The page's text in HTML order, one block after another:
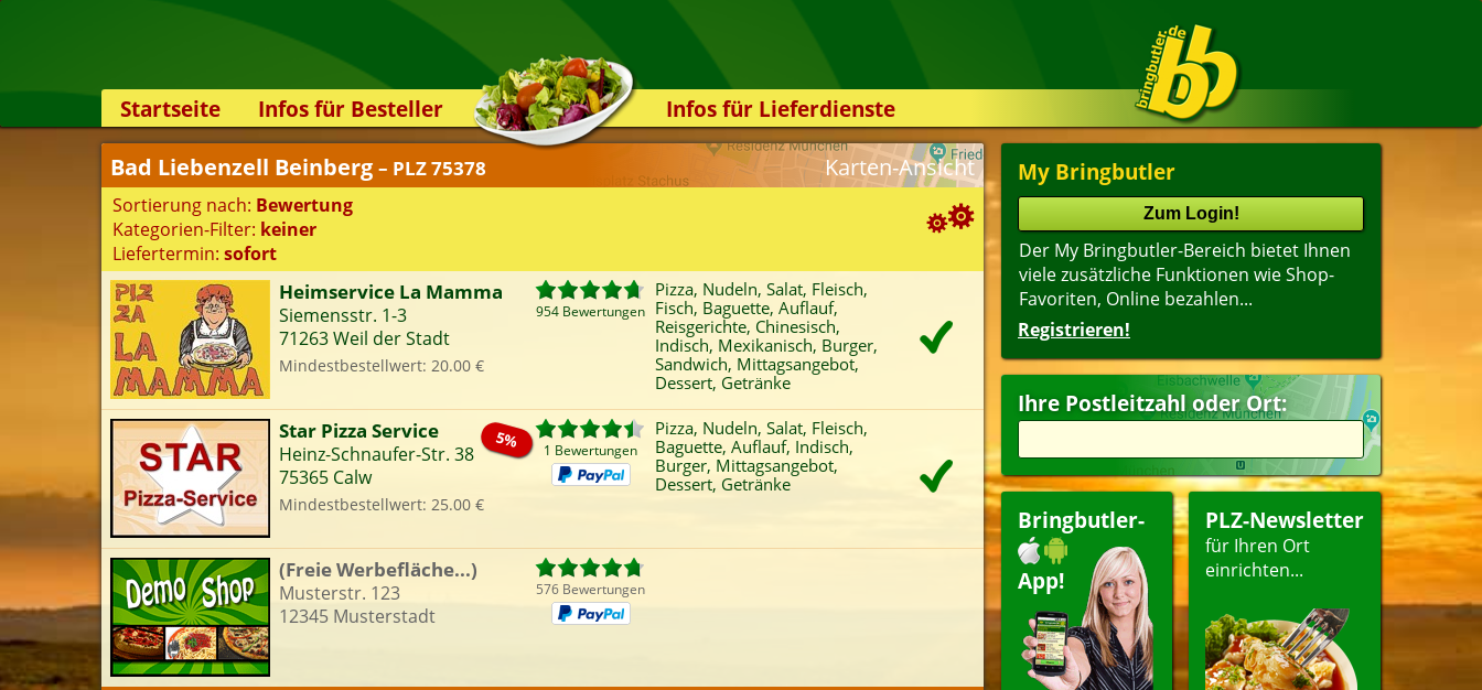
Startseite
Infos für Besteller
Lieferservice-App
Weiterempfehlen
Newsletter
Sicherheit
Kontakt
Infos für Lieferdienste
Kassensystem
Zuverlässigkeit
Das Bestellsystem
Der Bestellvorgang
Übertragung
Testshop
Styles
Kontakt
My Bringbutler
Der My Bringbutler-Bereich bietet Ihnen
viele zusätzliche Funktionen wie Shop-
Favoriten, Online bezahlen...
Registrieren!
Ihre Postleitzahl oder Ort:
Bringbutler-
App!
PLZ-Newsletter
für Ihren Ort
einrichten...
Suchoptionen
Sortierung:
Rabatt
Onlinezahlung
Mindestbestellwert
Liefergebühr
Name
Alter(ältester Shop zuerst)
Kategorien-Filter:
Pizza
Nudeln
Fisch
Baguette
Auflauf
Chinesisch
Indisch
Mittagsangebot
Dessert
Getränke
Liefertermin:
sofort
für
Karten-Ansicht
Bad Liebenzell Beinberg – PLZ 75378
Sortierung nach: Bewertung
Kategorien-Filter: keiner
Liefertermin: sofort
Heimservice La Mamma
Siemensstr. 1-3
71263 Weil der Stadt
Mindestbestellwert: 20.00 €
954 Bewertungen
Pizza, Nudeln, Salat, Fleisch,
Fisch, Baguette, Auflauf,
Reisgerichte, Chinesisch,
Indisch, Mexikanisch, Burger,
Sandwich, Mittagsangebot,
Dessert, Getränke
5%
Star Pizza Service
Heinz-Schnaufer-Str. 38
75365 Calw
Mindestbestellwert: 25.00 €
1 Bewertungen
Pizza, Nudeln, Salat, Fleisch,
Baguette, Auflauf, Indisch,
Burger, Mittagsangebot,
Dessert, Getränke
(Freie Werbefläche...)
Musterstr. 123
12345 Musterstadt
576 Bewertungen